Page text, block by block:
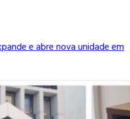
e abre nova unidade em